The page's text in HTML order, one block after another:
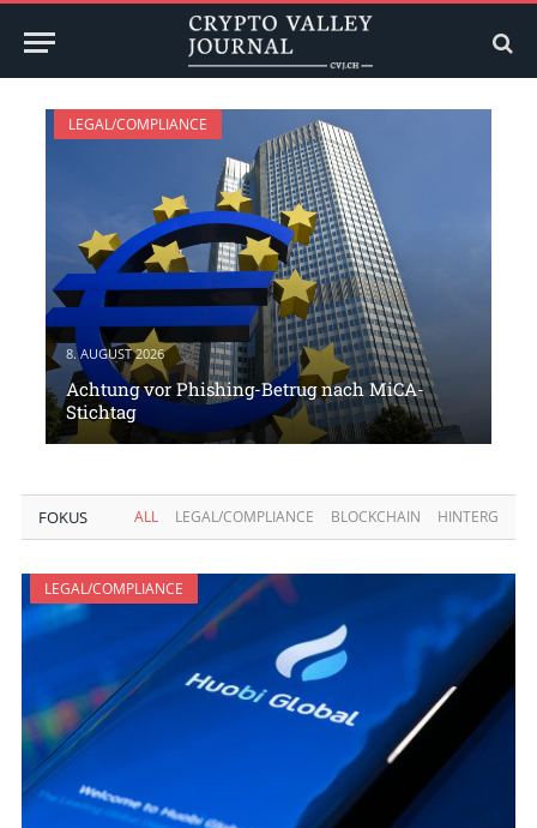
LEGAL/COMPLIANCE
8. AUGUST 2026
Achtung vor Phishing-Betrug nach MiCA-
Stichtag
FOKUS ALL LEGAL/COMPLIANCE BLOCKCHAIN
LEGAL/COMPLIANCE